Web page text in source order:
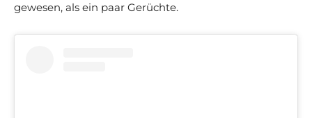
gewesen, als ein paar Gerüchte.